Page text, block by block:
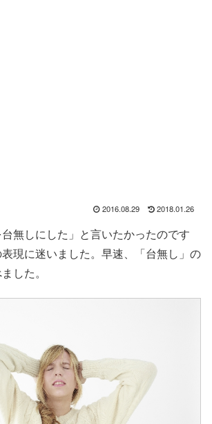
2016.08.29 2018.01.26
台無しにした」と言いたかったのです
現に迷いました。早速、「台無し」の
した。